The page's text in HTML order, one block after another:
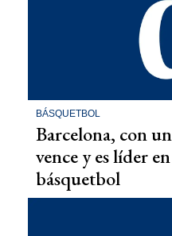
BÁSQUETBOL
Barcelona, con
vence y es líder
básquetbol